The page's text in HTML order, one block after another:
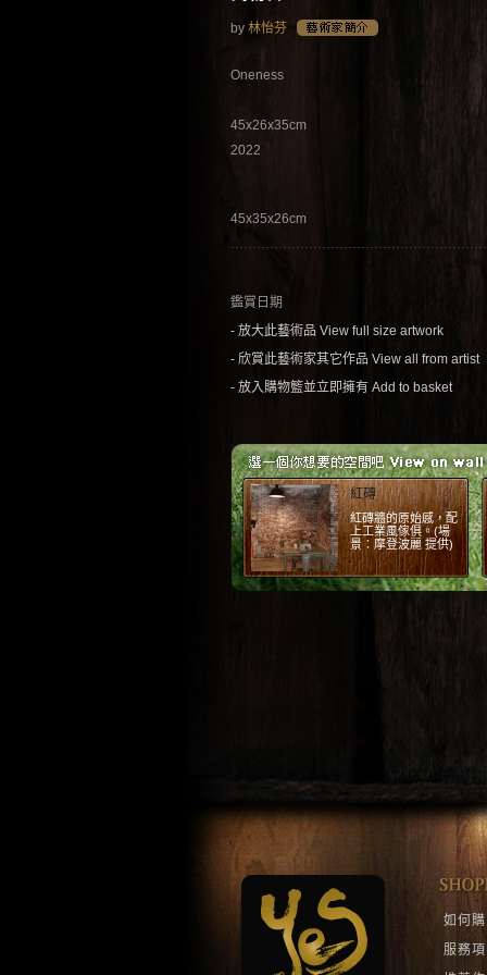
by 林怡芬
Oneness
45x26x35cm
2022
45x35x26cm
鑑賞日期
- 放大此藝術品 View full size artwork
- 欣賞此藝術家其它作品 View all from artist
- 放入購物籃並立即擁有 Add to basket
植物林
原始林中，也能感受
到植物與藝術品的能
量療癒著你。(傢
俱：摩登波麗 提供)
如何
服務